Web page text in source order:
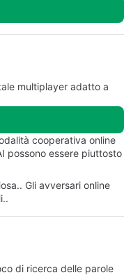
multiplayer adatto a
cooperativa online
possono essere piuttosto
Gli avversari online
di ricerca delle parole